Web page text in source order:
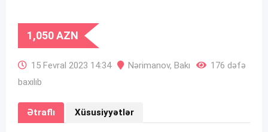
1,050AZN
15 Fevral 2023 14:34 Nərimanov, Bakı
176 dəfə
baxılıb
Ətraflı Xüsusiyyətlər